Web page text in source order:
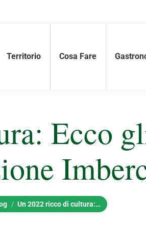
Territorio Cosa Fare
Ecco
Un 2022 ricco di cultura:…